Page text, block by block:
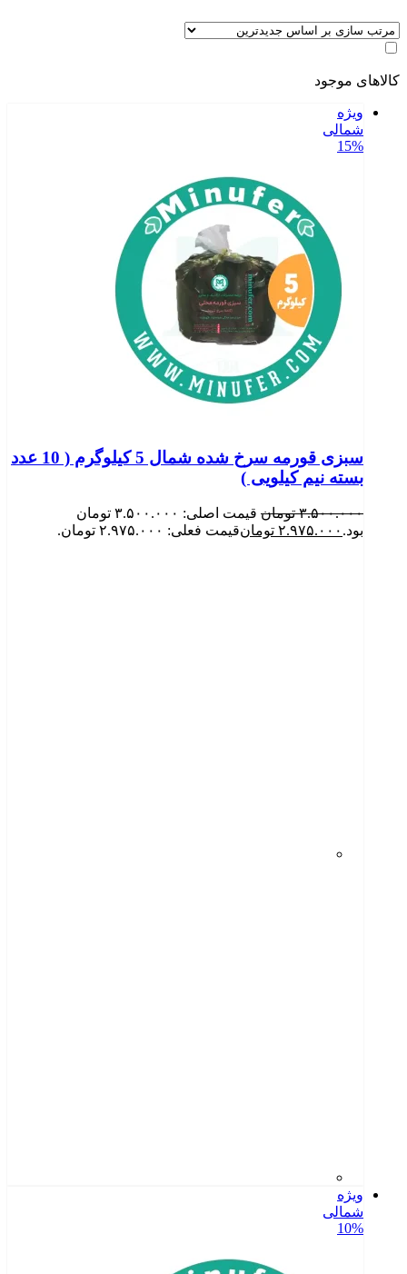
کالاهای موجود
ویژه
شمالی
15%
سبزی قورمه سرخ شده شمال 5 کیلوگرم ( 10 عدد
بسته نیم کیلویی )
۳.۵۰۰.۰۰۰ تومان
قیمت اصلی: ۳.۵۰۰.۰۰۰ تومان
بود. ۲.۹۷۵.۰۰۰ تومانقیمت فعلی: ۲.۹۷۵.۰۰۰ تومان.
ویژه
شمالی
10%